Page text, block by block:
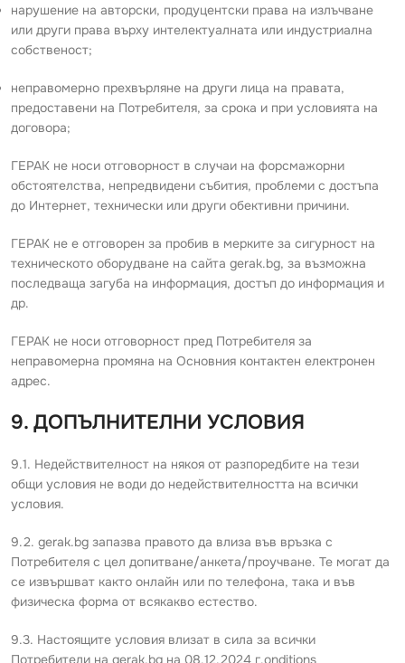
нарушение на авторски, продуцентски права на излъчване
или други права върху интелектуалната или индустриална
собственост;
неправомерно прехвърляне на други лица на правата,
предоставени на Потребителя, за срока и при условията на
договора;
ГЕРАК не носи отговорност в случаи на форсмажорни
обстоятелства, непредвидени събития, проблеми с достъпа
до Интернет, технически или други обективни причини.
ГЕРАК не е отговорен за пробив в мерките за сигурност на
техническото оборудване на сайта gerak.bg, за възможна
последваща загуба на информация, достъп до информация и
др.
ГЕРАК не носи отговорност пред Потребителя за
неправомерна промяна на Основния контактен електронен
адрес.
9. ДОПЪЛНИТЕЛНИ УСЛОВИЯ
9.1. Недействителност на някоя от разпоредбите на тези
общи условия не води до недействителността на всички
условия.
9.2. gerak.bg запазва правото да влиза във връзка с
Потребителя с цел допитване/анкета/проучване. Те могат да
се извършват както онлайн или по телефона, така и във
физическа форма от всякакво естество.
9.3. Настоящите условия влизат в сила за всички
Потребители на gerak.bg на 08.12.2024 г.onditions